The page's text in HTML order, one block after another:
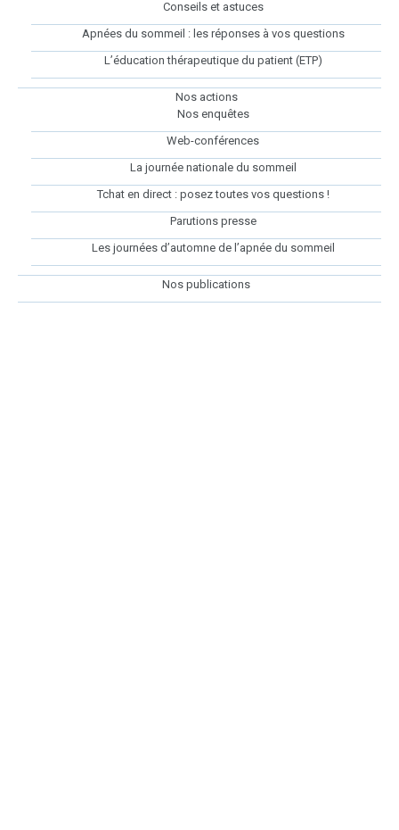
Conseils et astuces
Apnées du sommeil : les réponses à vos questions
L’éducation thérapeutique du patient (ETP)
Nos actions
Nos enquêtes
Web-conférences
La journée nationale du sommeil
Tchat en direct : posez toutes vos questions !
Parutions presse
Les journées d’automne de l’apnée du sommeil
Nos publications